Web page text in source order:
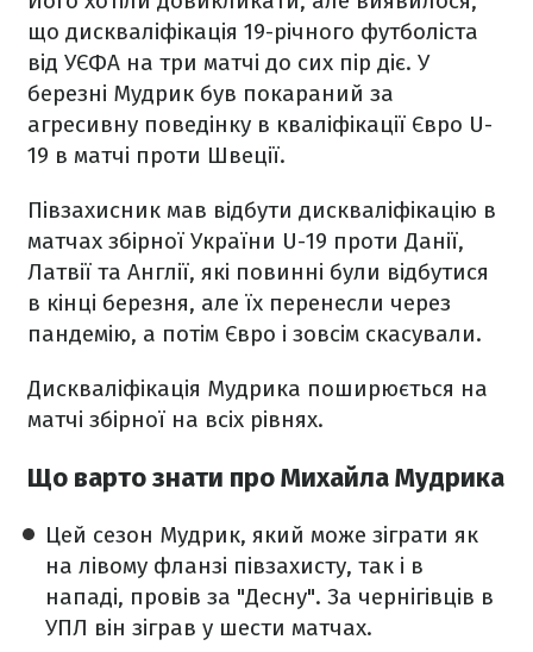
що дискваліфікація 19-річного футболіста
від УЄФА на три матчі до сих пір діє. У
березні Мудрик був покараний за
агресивну поведінку в кваліфікації Євро U-
19 в матчі проти Швеції.
Півзахисник мав відбути дискваліфікацію в
матчах збірної України U-19 проти Данії,
Латвії та Англії, які повинні були відбутися
в кінці березня, але їх перенесли через
пандемію, а потім Євро і зовсім скасували.
Дискваліфікація Мудрика поширюється на
матчі збірної на всіх рівнях.
Що варто знати про Михайла Мудрика
Цей сезон Мудрик, який може зіграти як
на лівому фланзі півзахисту, так і в
нападі, провів за "Десну". За чернігівців в
УПЛ він зіграв у шести матчах.